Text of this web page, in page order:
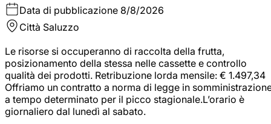
Data di pubblicazione 8/8/2026
Città Saluzzo
Le risorse si occuperanno di raccolta della frutta,
posizionamento della stessa nelle cassette e controllo
qualità dei prodotti. Retribuzione lorda mensile: € 1.497,34
Offriamo un contratto a norma di legge in
a tempo determinato per il picco stagionale.L’orario è
giornaliero dal lunedì al sabato.